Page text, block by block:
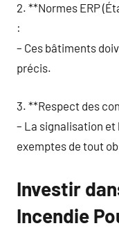
2. **Normes ERP
:
– Ces bâtiments
précis.
3. **Respect des
– La signalisation
exemptes de tout
Investir
Incendie